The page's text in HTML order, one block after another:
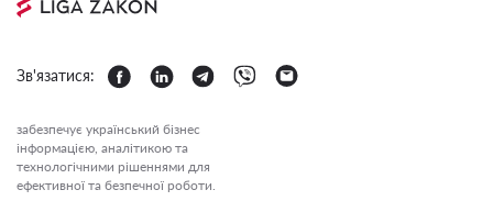
Зв'язатися:
забезпечує український бізнес
інформацією, аналітикою та
технологічними рішеннями для
ефективної та безпечної роботи.